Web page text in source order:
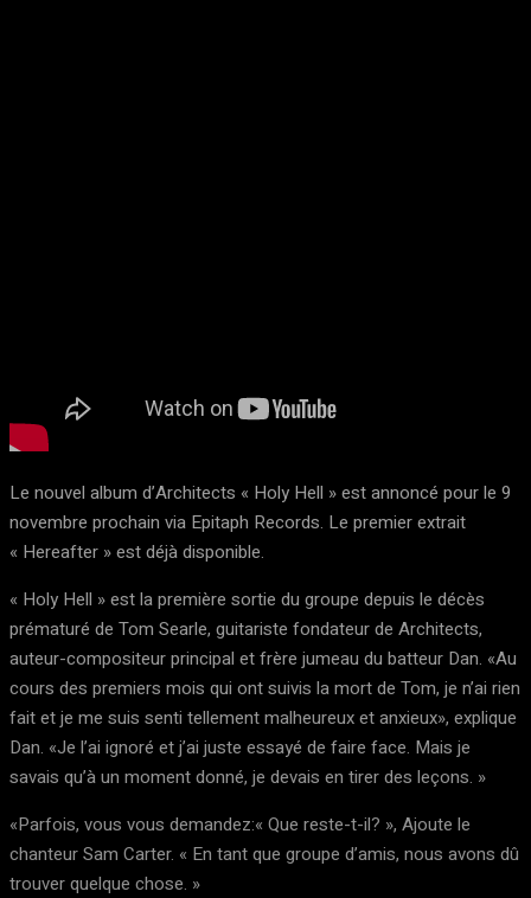
Le nouvel album d’Architects « Holy Hell » est annoncé pour le 9
novembre prochain via Epitaph Records. Le premier extrait
« Hereafter » est déjà disponible.
« Holy Hell » est la première sortie du groupe depuis le décès
prématuré de Tom Searle, guitariste fondateur de Architects,
auteur-compositeur principal et frère jumeau du batteur Dan. «Au
cours des premiers mois qui ont suivis la mort de Tom, je n’ai rien
fait et je me suis senti tellement malheureux et anxieux», explique
Dan. «Je l’ai ignoré et j’ai juste essayé de faire face. Mais je
savais qu’à un moment donné, je devais en tirer des leçons. »
«Parfois, vous vous demandez:« Que reste-t-il? », Ajoute le
chanteur Sam Carter. « En tant que groupe d’amis, nous avons dû
trouver quelque chose. »